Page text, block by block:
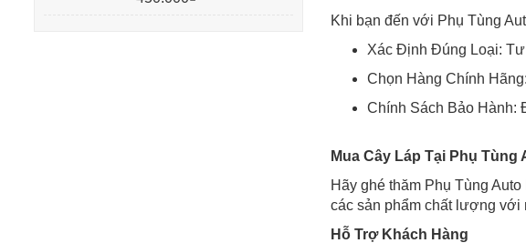
Khi bạn đến với Phụ Tùng
Xác Định Đúng Loại: Tư
Chọn Hàng Chính
Chính Sách Bảo Hành:
Mua Cây Láp Tại Phụ Tùng
Hãy ghé thăm Phụ Tùng
các sản phẩm chất lượng với
Hỗ Trợ Khách Hàng